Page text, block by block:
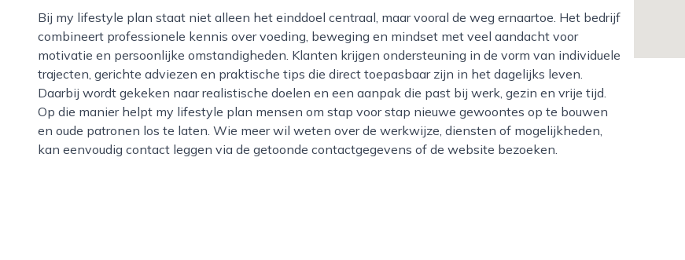
Bij my lifestyle plan staat niet alleen het einddoel centraal, maar vooral de weg ernaartoe. Het bedrijf
combineert professionele kennis over voeding, beweging en mindset met veel aandacht voor
motivatie en persoonlijke omstandigheden. Klanten krijgen ondersteuning in de vorm van individuele
trajecten, gerichte adviezen en praktische tips die direct toepasbaar zijn in het dagelijks leven.
Daarbij wordt gekeken naar realistische doelen en een aanpak die past bij werk, gezin en vrije tijd.
Op die manier helpt my lifestyle plan mensen om stap voor stap nieuwe gewoontes op te bouwen
en oude patronen los te laten. Wie meer wil weten over de werkwijze, diensten of mogelijkheden,
kan eenvoudig contact leggen via de getoonde contactgegevens of de website bezoeken.